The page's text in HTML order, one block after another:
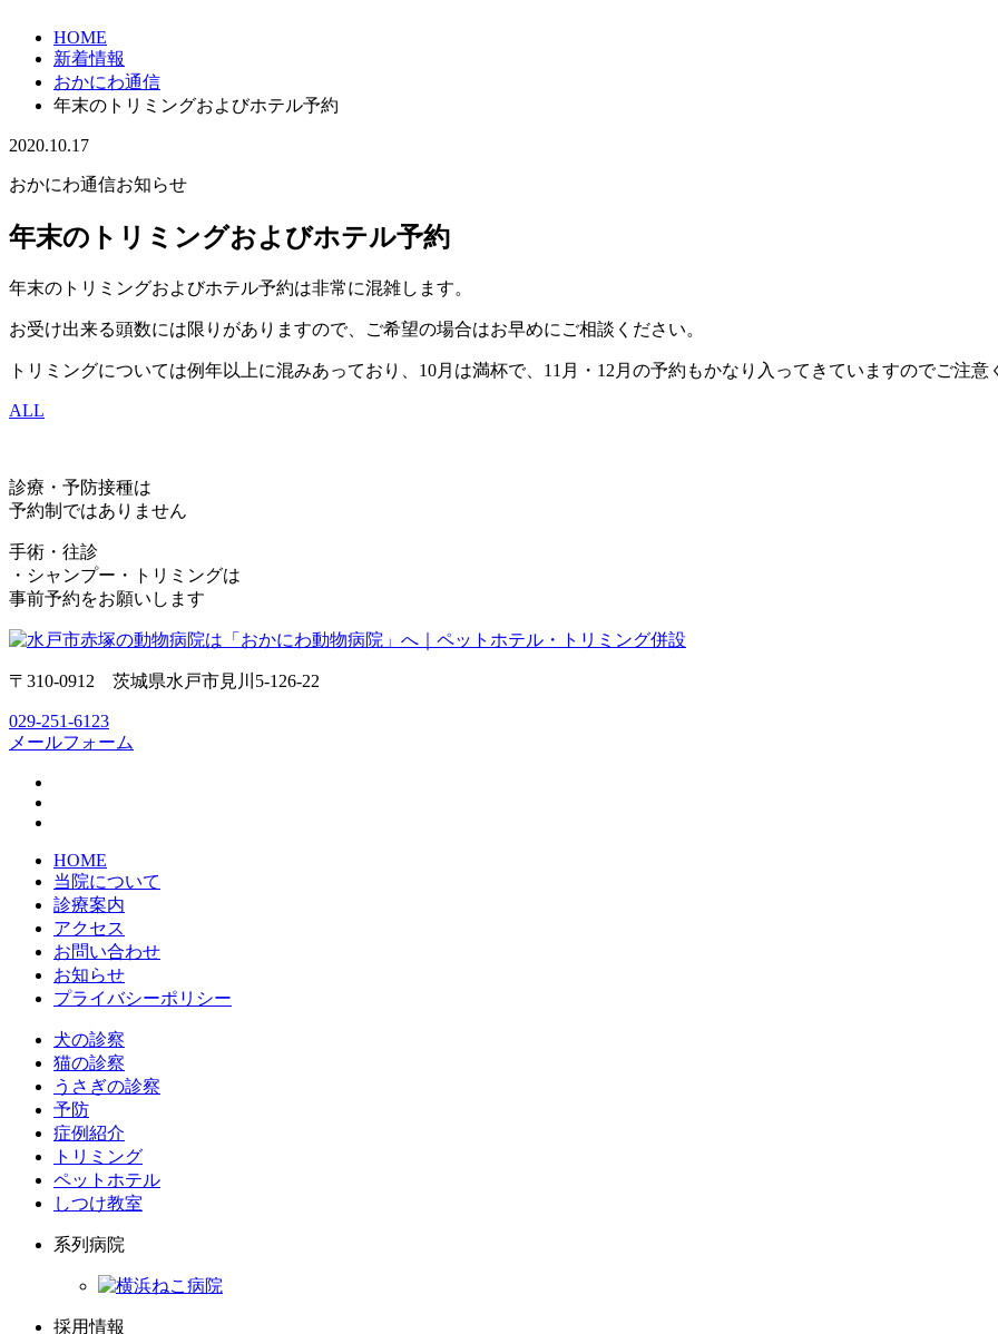
HOME
新着情報
おかにわ通信
年末のトリミングおよびホテル予約
2020.10.17
おかにわ通信お知らせ
年末のトリミングおよびホテル予約
年末のトリミングおよびホテル予約は非常に混雑します。
お受け出来る頭数には限りがありますので、ご希望の場合はお早めにご相談ください。
トリミングについては例年以上に混みあっており、10月は満杯で、11月・12月の予約もかなり入ってきていますのでご注意
ALL
診療・予防接種は
予約制ではありません
手術・往診
・シャンプー・トリミングは
事前予約をお願いします
〒310-0912 茨城県水戸市見川5-126-22
029-251-6123
メールフォーム
HOME
当院について
診療案内
アクセス
お問い合わせ
お知らせ
プライバシーポリシー
犬の診察
猫の診察
うさぎの診察
予防
症例紹介
トリミング
ペットホテル
しつけ教室
系列病院
採用情報